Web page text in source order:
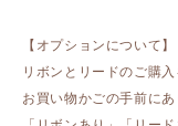
【オプションについて】
リボンとリードのご購
お買い物かごの手前に